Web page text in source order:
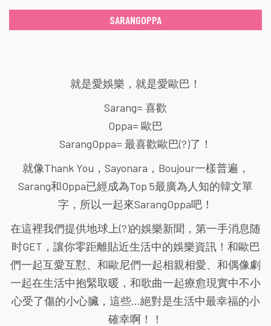
SARANGOPPA
就是愛娛樂，就是愛歐巴！
Sarang= 喜歡
Oppa= 歐巴
SarangOppa= 最喜歡歐巴(?)了！
就像Thank You，Sayonara，Boujour一樣普遍，
Sarang和Oppa已經成為Top 5最廣為人知的韓文單
字，所以一起來SarangOppa吧！
在這裡我們提供地球上(?)的娛樂新聞，第一手消息随
时GET，讓你零距離貼近生活中的娛樂資訊！和歐巴
們一起互愛互懟、和歐尼們一起相親相愛、和偶像劇
一起在生活中抱緊取暖，和歌曲一起療愈現實中不小
心受了傷的小心臟，這些...絕對是生活中最幸福的小
確幸啊！！